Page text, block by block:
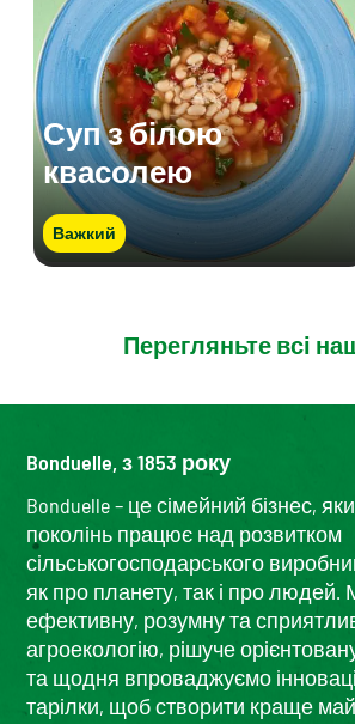
Суп з білою
квасолею
Важкий
Перегляньте всі
Bonduelle, з 1853 року
Bonduelle – це сімейний бізнес,
поколінь працює над розвитком
сільськогосподарського
як про планету, так і про
ефективну, розумну та
агроекологію, рішуче
та щодня впроваджуємо
тарілки, щоб створити краще